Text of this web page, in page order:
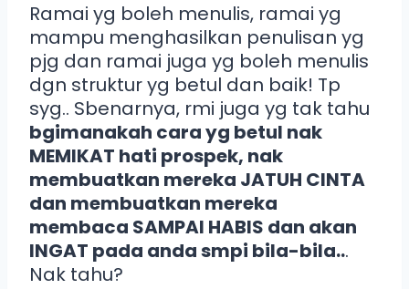
Ramai yg boleh menulis, ramai yg
mampu menghasilkan penulisan yg
pjg dan ramai juga yg boleh menulis
dgn struktur yg betul dan baik! Tp
syg.. Sbenarnya, rmi juga yg tak tahu
bgimanakah cara yg betul nak
MEMIKAT hati prospek, nak
membuatkan mereka JATUH CINTA
dan membuatkan mereka
membaca SAMPAI HABIS dan akan
INGAT pada anda smpi bila-bila...
Nak tahu?